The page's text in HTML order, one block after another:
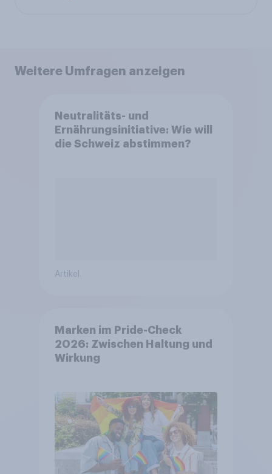
Weitere Umfragen anzeigen
Neutralitäts- und
Ernährungsinitiative: Wie will
die Schweiz abstimmen?
Artikel
Marken im Pride-Check
2026: Zwischen Haltung und
Wirkung